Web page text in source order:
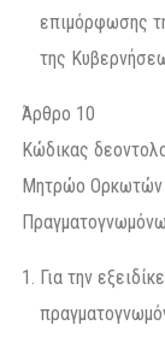
επιμόρφωσης
της
Άρθρο 10
Κώδικας
Μητρώο Ορκωτών
Για την